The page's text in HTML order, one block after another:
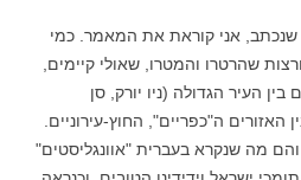
שנכתב, אני קוראת את המאמר. כמי
שהרטרו והמטרו, שאולי קיימים,
העיר הגדולה (ניו יורק, סן
האזורים ה"כפריים", החוץ-עירוניים.
מה שנקרא בעברית "אוונגליסטים"